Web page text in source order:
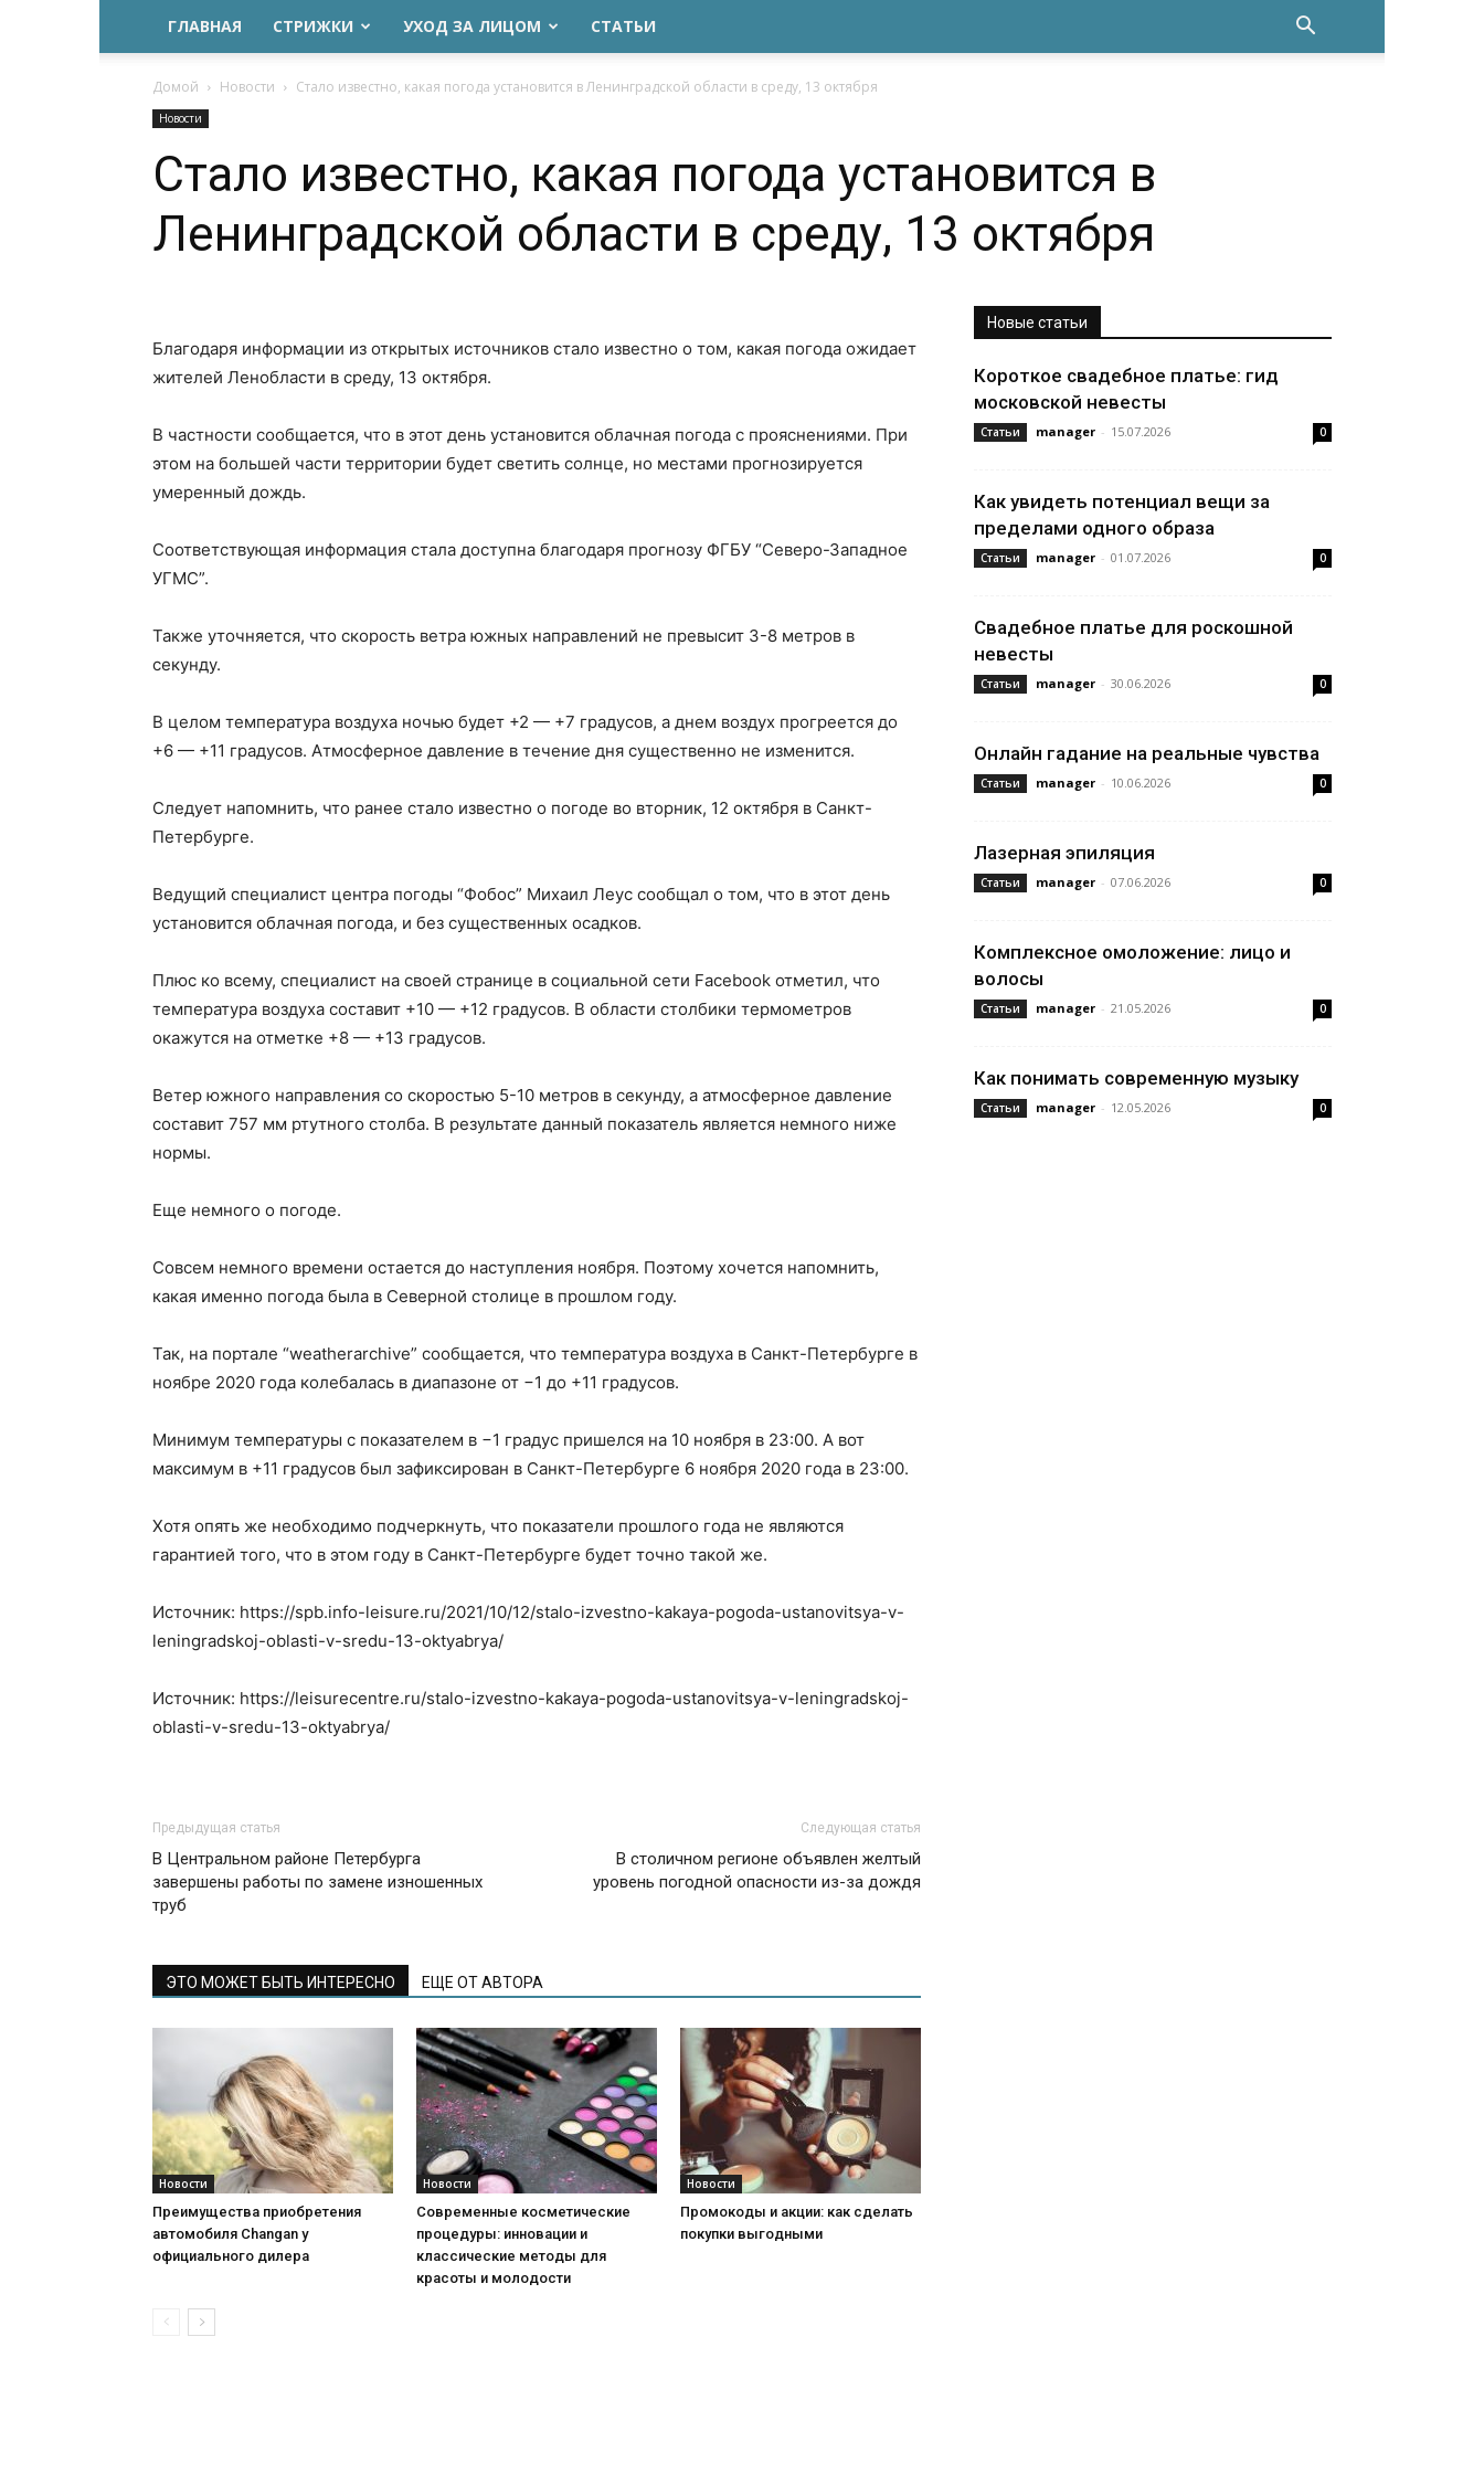
ГЛАВНАЯ СТРИЖКИ УХОД ЗА ЛИЦОМ СТАТЬИ
Домой Новости Стало известно, какая погода установится в Ленинградской области в среду, 13 октября
Новости
Стало известно, какая погода установится в
Ленинградской области в среду, 13 октября
Благодаря информации из открытых источников стало известно о том, какая погода ожидает
жителей Ленобласти в среду, 13 октября.
В частности сообщается, что в этот день установится облачная погода с прояснениями. При
этом на большей части территории будет светить солнце, но местами прогнозируется
умеренный дождь.
Соответствующая информация стала доступна благодаря прогнозу ФГБУ “Северо-Западное
УГМС”.
Также уточняется, что скорость ветра южных направлений не превысит 3-8 метров в
секунду.
В целом температура воздуха ночью будет +2 — +7 градусов, а днем ​​воздух прогреется до
+6 — +11 градусов. Атмосферное давление в течение дня существенно не изменится.
Следует напомнить, что ранее стало известно о погоде во вторник, 12 октября в Санкт-
Петербурге.
Ведущий специалист центра погоды “Фобос” Михаил Леус сообщал о том, что в этот день
установится облачная погода, и без существенных осадков.
Плюс ко всему, специалист на своей странице в социальной сети Facebook отметил, что
температура воздуха составит +10 — +12 градусов. В области столбики термометров
окажутся на отметке +8 — +13 градусов.
Ветер южного направления со скоростью 5-10 метров в секунду, а атмосферное давление
составит 757 мм ртутного столба. В результате данный показатель является немного ниже
нормы.
Еще немного о погоде.
Совсем немного времени остается до наступления ноября. Поэтому хочется напомнить,
какая именно погода была в Северной столице в прошлом году.
Так, на портале “weatherarchive” сообщается, что температура воздуха в Санкт-Петербурге в
ноябре 2020 года колебалась в диапазоне от −1 до +11 градусов.
Минимум температуры с показателем в −1 градус пришелся на 10 ноября в 23:00. А вот
максимум в +11 градусов был зафиксирован в Санкт-Петербурге 6 ноября 2020 года в 23:00.
Хотя опять же необходимо подчеркнуть, что показатели прошлого года не являются
гарантией того, что в этом году в Санкт-Петербурге будет точно такой же.
Источник: https://spb.info-leisure.ru/2021/10/12/stalo-izvestno-kakaya-pogoda-ustanovitsya-v-
leningradskoj-oblasti-v-sredu-13-oktyabrya/
Источник: https://leisurecentre.ru/stalo-izvestno-kakaya-pogoda-ustanovitsya-v-leningradskoj-
oblasti-v-sredu-13-oktyabrya/
Предыдущая статья
В Центральном районе Петербурга
завершены работы по замене изношенных
труб
Следующая статья
В столичном регионе объявлен желтый
уровень погодной опасности из-за дождя
ЭТО МОЖЕТ БЫТЬ ИНТЕРЕСНО ЕЩЕ ОТ АВТОРА
Новости
Преимущества приобретения
автомобиля Changan у
официального дилера
Новости
Современные косметические
процедуры: инновации и
классические методы для
красоты и молодости
Новости
Промокоды и акции: как сделать
покупки выгодными
Новые статьи
Короткое свадебное платье: гид
московской невесты
Статьи manager - 15.07.2026 0
Как увидеть потенциал вещи за
пределами одного образа
Статьи manager - 01.07.2026 0
Свадебное платье для роскошной
невесты
Статьи manager - 30.06.2026 0
Онлайн гадание на реальные чувства
Статьи manager - 10.06.2026 0
Лазерная эпиляция
Статьи manager - 07.06.2026 0
Комплексное омоложение: лицо и
волосы
Статьи manager - 21.05.2026 0
Как понимать современную музыку
Статьи manager - 12.05.2026 0